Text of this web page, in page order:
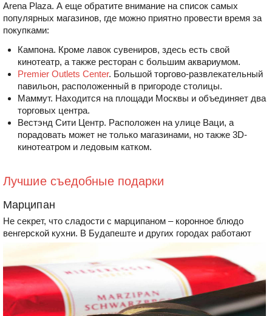
Arena Plaza. А еще обратите внимание на список самых
популярных магазинов, где можно приятно провести время за
покупками:
Кампона. Кроме лавок сувениров, здесь есть свой
кинотеатр, а также ресторан с большим аквариумом.
Premier Outlets Center. Большой торгово-развлекательный
павильон, расположенный в пригороде столицы.
Маммут. Находится на площади Москвы и объединяет два
торговых центра.
Вестэнд Сити Центр. Расположен на улице Ваци, а
порадовать может не только магазинами, но также 3D-
кинотеатром и ледовым катком.
Лучшие съедобные подарки
Марципан
Не секрет, что сладости с марципаном – коронное блюдо
венгерской кухни. В Будапеште и других городах работают